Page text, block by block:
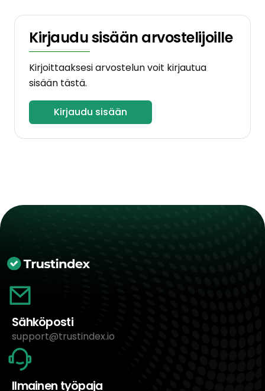
Kirjaudu sisään arvostelijoille
Kirjoittaaksesi arvostelun voit kirjautua
sisään tästä.
Kirjaudu sisään
Sähköposti
support@trustindex.io
Ilmainen työpaja